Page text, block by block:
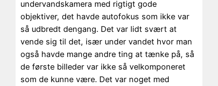
undervandskamera med rigtigt gode
objektiver, det havde autofokus som ikke var
så udbredt dengang. Det var lidt svært at
vende sig til det, især under vandet hvor man
også havde mange andre ting at tænke på, så
de første billeder var ikke så velkomponeret
som de kunne være. Det var noget med